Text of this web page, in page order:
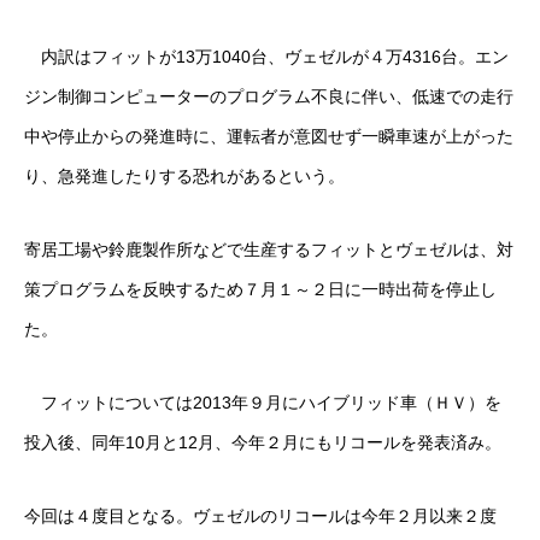
よくある質問
会社案内
会社概要
沿革
内訳はフィットが13万1040台、ヴェゼルが４万4316台。エン
ジン制御コンピューターのプログラム不良に伴い、低速での走行
中や停止からの発進時に、運転者が意図せず一瞬車速が上がった
り、急発進したりする恐れがあるという。
寄居工場や鈴鹿製作所などで生産するフィットとヴェゼルは、対
策プログラムを反映するため７月１～２日に一時出荷を停止し
た。
フィットについては2013年９月にハイブリッド車（ＨＶ）を
投入後、同年10月と12月、今年２月にもリコールを発表済み。
今回は４度目となる。ヴェゼルのリコールは今年２月以来２度